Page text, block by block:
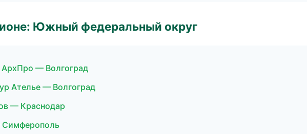
Южный федеральный округ
— Волгоград
Ателье — Волгоград
— Краснодар